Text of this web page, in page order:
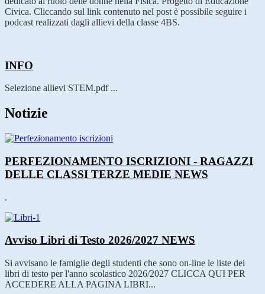
Civica. Cliccando sul link contenuto nel post è possibile seguire i
podcast realizzati dagli allievi della classe 4BS.
INFO
Selezione allievi STEM.pdf ...
Notizie
PERFEZIONAMENTO ISCRIZIONI - RAGAZZI
DELLE CLASSI TERZE MEDIE NEWS
.
Avviso Libri di Testo 2026/2027 NEWS
Si avvisano le famiglie degli studenti che sono on-line le liste dei
libri di testo per l'anno scolastico 2026/2027 CLICCA QUI PER
ACCEDERE ALLA PAGINA LIBRI...